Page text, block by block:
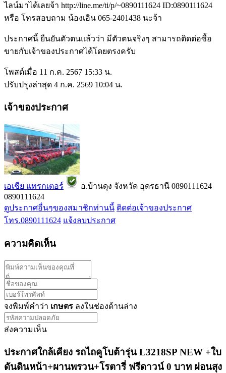
ไลน์มาได้เลยจ้า http://line.me/ti/p/~0890111624 ID:0890111624
หรือ โทรสอบถาม น้องเอิน 065-2401438 นะจ้า
ประกาศนี้ ยืนยันตัวตนแล้วว่า มีตัวตนจริงๆ สามารถติดต่อซื้อ
ขายกับเจ้าของประกาศได้โดยตรงครับ
โพสต์เมื่อ 11 ก.ค. 2567 15:33 น.
ปรับปรุงล่าสุด 4 ก.ค. 2569 10:04 น.
เจ้าของประกาศ
เอเชีย แทรกเตอร์ อ.บ้านดุง จังหวัด อุดรธานี 0890111624
0890111624
ดูประกาศอื่นๆของสมาชิกท่านนี้ ติดต่อเจ้าของประกาศ
โทร.0890111624 แจ้งลบประกาศ
ความคิดเห็น
จงพิมพ์คำว่า เกษตร ลงในช่องด้านล่าง
ส่งความเห็น
ประกาศใกล้เคียง รถไถคูโบต้ารุ่น L3218SP NEW +ใบ
ดันดินหน้า+ผานพรวน+โรตารี่ ฟรีดาวน์ 0 บาท ผ่อนสุง